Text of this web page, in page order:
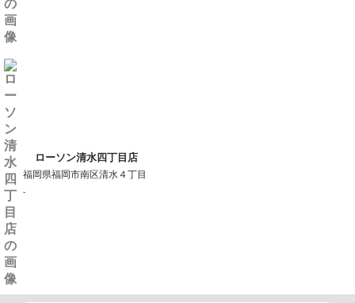
ローソン清水四丁目店
福岡県福岡市南区清水４丁目
-